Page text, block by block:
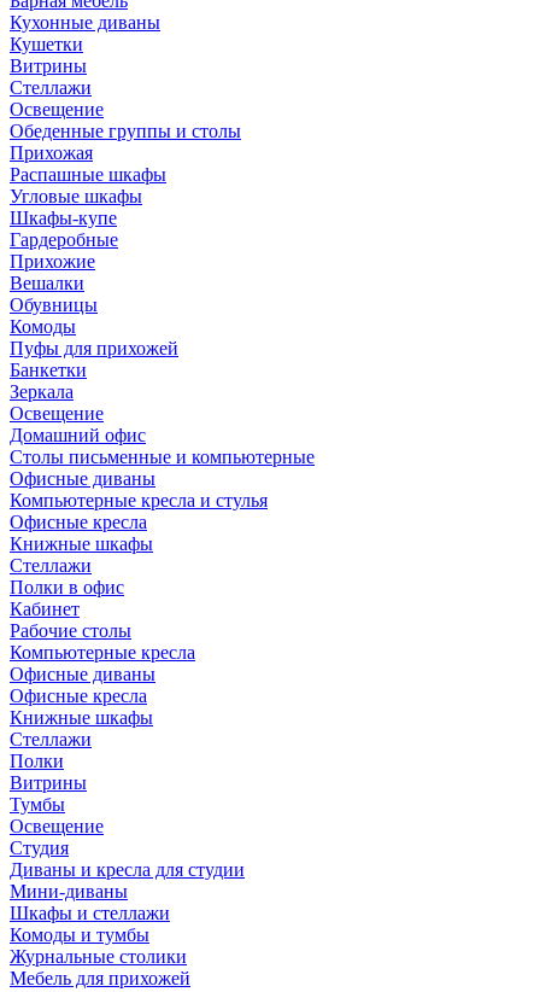
Кухонные диваны
Кушетки
Витрины
Стеллажи
Освещение
Обеденные группы и столы
Прихожая
Распашные шкафы
Угловые шкафы
Шкафы-купе
Гардеробные
Прихожие
Вешалки
Обувницы
Комоды
Пуфы для прихожей
Банкетки
Зеркала
Освещение
Домашний офис
Столы письменные и компьютерные
Офисные диваны
Компьютерные кресла и стулья
Офисные кресла
Книжные шкафы
Стеллажи
Полки в офис
Кабинет
Рабочие столы
Компьютерные кресла
Офисные диваны
Офисные кресла
Книжные шкафы
Стеллажи
Полки
Витрины
Тумбы
Освещение
Студия
Диваны и кресла для студии
Мини-диваны
Шкафы и стеллажи
Комоды и тумбы
Журнальные столики
Мебель для прихожей